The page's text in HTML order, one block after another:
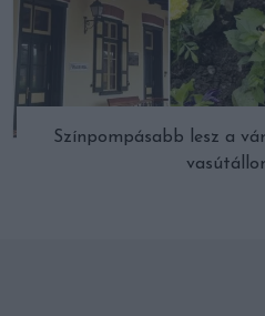
Színpompásabb lesz a